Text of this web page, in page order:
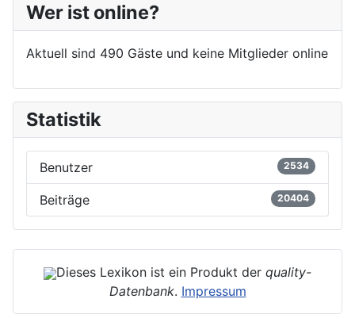
Wer ist online?
Aktuell sind 490 Gäste und keine Mitglieder online
Statistik
Benutzer 2534
Beiträge 20404
Dieses Lexikon ist ein Produkt der quality-
Datenbank. Impressum